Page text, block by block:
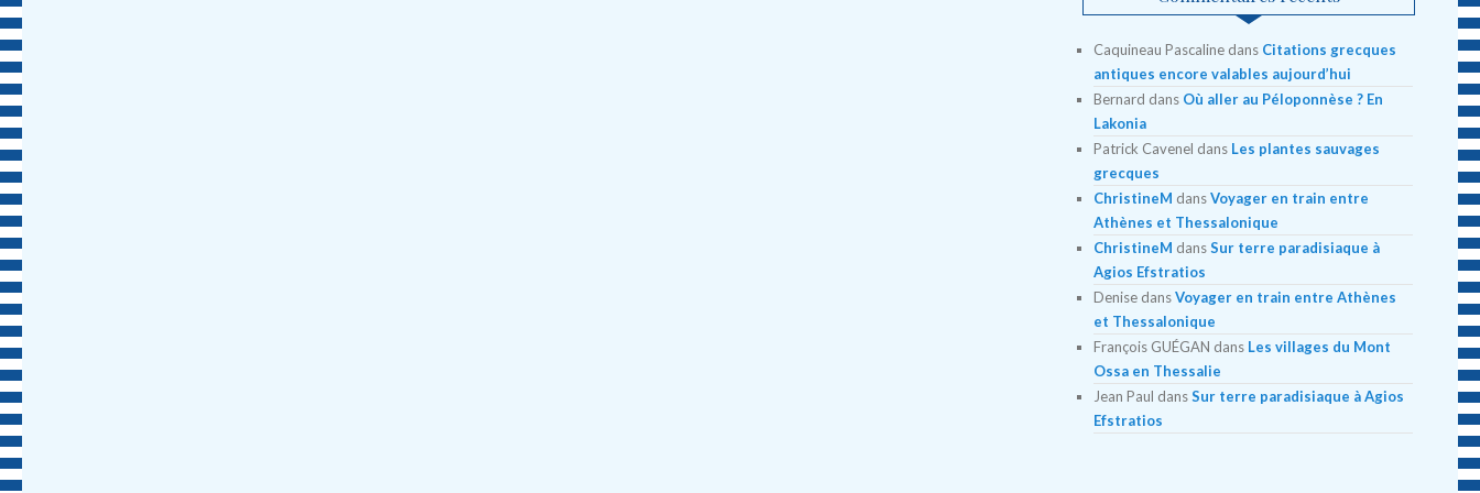
Caquineau Pascalinedans Citations grecques
antiques encore valables aujourd’hui
Bernard dans Où aller au Péloponnèse ? En
Lakonia
Patrick Cavenel dans Les plantes sauvages
grecques
ChristineM dansVoyager en train entre
Athènes et Thessalonique
ChristineM dansSur terre paradisiaque à
Agios Efstratios
DenisedansVoyager en train entre Athènes
et Thessalonique
François GUÉGAN dans Les villages du Mont
Ossa en Thessalie
Jean Paul dansSur terre paradisiaque à Agios
Efstratios